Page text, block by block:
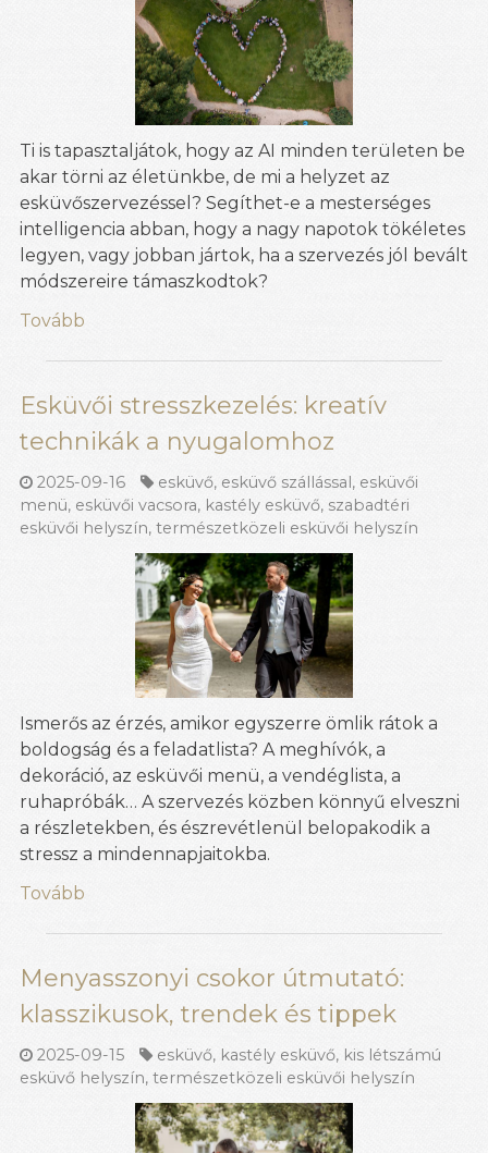
Ti is tapasztaljátok, hogy az AI minden területen be
akar törni az életünkbe, de mi a helyzet az
esküvőszervezéssel? Segíthet-e a mesterséges
intelligencia abban, hogy a nagy napotok tökéletes
legyen, vagy jobban jártok, ha a szervezés jól bevált
módszereire támaszkodtok?
Tovább
Esküvői stresszkezelés: kreatív
technikák a nyugalomhoz
2025-09-16 esküvő, esküvő szállással, esküvői
menü, esküvői vacsora, kastély esküvő, szabadtéri
esküvői helyszín, természetközeli esküvői helyszín
Ismerős az érzés, amikor egyszerre ömlik rátok a
boldogság és a feladatlista? A meghívók, a
dekoráció, az esküvői menü, a vendéglista, a
ruhapróbák… A szervezés közben könnyű elveszni
a részletekben, és észrevétlenül belopakodik a
stressz a mindennapjaitokba.
Tovább
Menyasszonyi csokor útmutató:
klasszikusok, trendek és tippek
2025-09-15 esküvő, kastély esküvő, kis létszámú
esküvő helyszín, természetközeli esküvői helyszín